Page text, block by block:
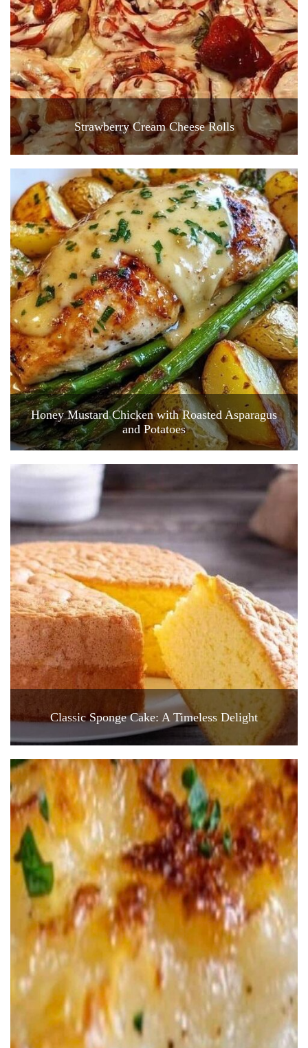
Strawberry Cream Cheese Rolls
Honey Mustard Chicken with Roasted Asparagus
and Potatoes
Classic Sponge Cake: A Timeless Delight